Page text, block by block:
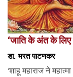
‘जाति के अंत के
डा. भरत पाटणकर
‘शाहू महाराज ने